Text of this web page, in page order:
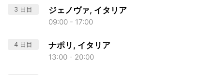
3 日目 ジェノヴァ, イタリア
09:00 - 17:00
4 日目 ナポリ, イタリア
13:00 - 20:00